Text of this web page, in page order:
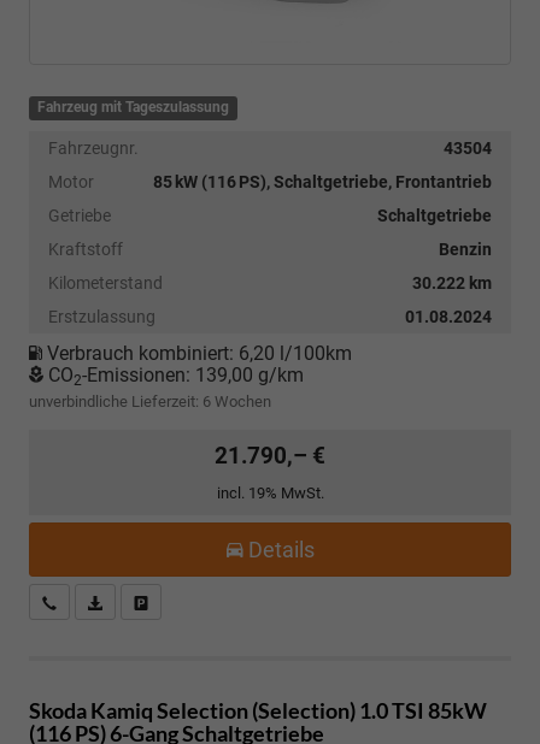
Fahrzeug mit Tageszulassung
Fahrzeugnr.
43504
Motor
85 kW (116 PS), Schaltgetriebe, Frontantrieb
Getriebe
Schaltgetriebe
Kraftstoff
Benzin
Kilometerstand
30.222 km
Erstzulassung
01.08.2024
Verbrauch kombiniert: 6,20 l/100km
CO2-Emissionen: 139,00 g/km
unverbindliche Lieferzeit: 6 Wochen
21.790,– €
incl. 19% MwSt.
Details
Kostenloser Rückruf-Service
PDF-Datei, Fahrzeugexposé drucken
Skoda KamiqSelection (Selection) 1.0 TSI 85kW
(116 PS) 6-Gang Schaltgetriebe